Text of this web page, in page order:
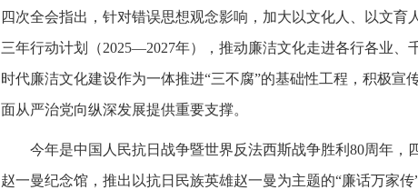
四次全会指出，针对错误思想观念影响，加大以文化人、以文育
三年行动计划（2025—2027年），推动廉洁文化走进各行各业、
时代廉洁文化建设作为一体推进“三不腐”的基础性工程，积极宣
面从严治党向纵深发展提供重要支撑。
今年是中国人民抗日战争暨世界反法西斯战争胜利80周年，
赵一曼纪念馆，推出以抗日民族英雄赵一曼为主题的“廉话万家